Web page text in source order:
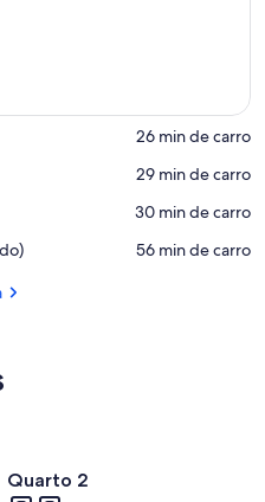
‪26 min de carro‬
‪29 min de carro‬
‪30 min de carro‬
‪56 min de carro‬
Quarto 2